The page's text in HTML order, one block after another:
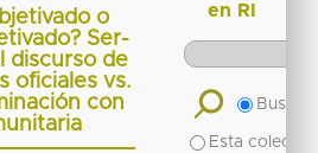
o
Ser-
discurso de
oficiales vs.
con
en RI
Buscar
Esta